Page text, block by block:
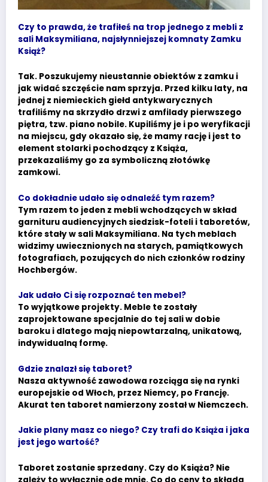
Czy to prawda, że trafiłeś na trop jednego z mebli z
sali Maksymiliana, najsłynniejszej komnaty Zamku
Książ?
Tak. Poszukujemy nieustannie obiektów z zamku i
jak widać szczęście nam sprzyja. Przed kilku laty, na
jednej z niemieckich giełd antykwarycznych
trafiliśmy na skrzydło drzwi z amfilady pierwszego
piętra, tzw. piano nobile. Kupiliśmy je i po weryfikacji
na miejscu, gdy okazało się, że mamy rację i jest to
element stolarki pochodzący z Książa,
przekazaliśmy go za symboliczną złotówkę
zamkowi.
Co dokładnie udało się odnaleźć tym razem?
Tym razem to jeden z mebli wchodzących w skład
garnituru audiencyjnych siedzisk-foteli i taboretów,
które stały w sali Maksymiliana. Na tych meblach
widzimy uwiecznionych na starych, pamiątkowych
fotografiach, pozujących do nich członków rodziny
Hochbergów.
Jak udało Ci się rozpoznać ten mebel?
To wyjątkowe projekty. Meble te zostały
zaprojektowane specjalnie do tej sali w dobie
baroku i dlatego mają niepowtarzalną, unikatową,
indywidualną formę.
Gdzie znalazł się taboret?
Nasza aktywność zawodowa rozciąga się na rynki
europejskie od Włoch, przez Niemcy, po Francję.
Akurat ten taboret namierzony został w Niemczech.
Jakie plany masz co niego? Czy trafi do Książa i jaka
jest jego wartość?
Taboret zostanie sprzedany. Czy do Książa? Nie
zależy to wyłącznie ode mnie. Co do ceny to składa